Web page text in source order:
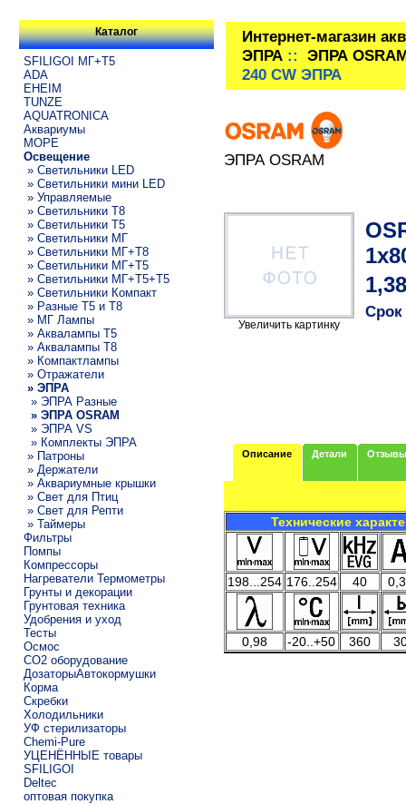
Каталог
SFILIGOI МГ+Т5
ADA
EHEIM
TUNZE
AQUATRONICA
Аквариумы
МОРЕ
Освещение
» Светильники LED
» Светильники мини LED
» Управляемые
» Светильники T8
» Светильники T5
» Светильники МГ
» Светильники МГ+T8
» Светильники МГ+T5
» Светильники МГ+T5+T5
» Светильники Компакт
» Разные T5 и T8
» МГ Лампы
» Аквалампы T5
» Аквалампы T8
» Компактлампы
» Отражатели
» ЭПРА
» ЭПРА Разные
» ЭПРА OSRAM
» ЭПРА VS
» Комплекты ЭПРА
» Патроны
» Держатели
» Аквариумные крышки
» Свет для Птиц
» Свет для Репти
» Таймеры
Фильтры
Помпы
Компрессоры
Нагреватели Термометры
Грунты и декорации
Грунтовая техника
Удобрения и уход
Тесты
Осмос
CO2 оборудование
ДозаторыАвтокормушки
Корма
Скребки
Холодильники
УФ стерилизаторы
Chemi-Pure
УЦЕНЁННЫЕ товары
SFILIGOI
Deltec
оптовая покупка
Интернет-магазин
ЭПРА:: ЭПРА
240 CW ЭПРА
ЭПРА OSRAM
Увеличить картинку
Срок
Описание Детали Отзывы
Технические
198...254 176..254 40
0,98 -20..+50 360